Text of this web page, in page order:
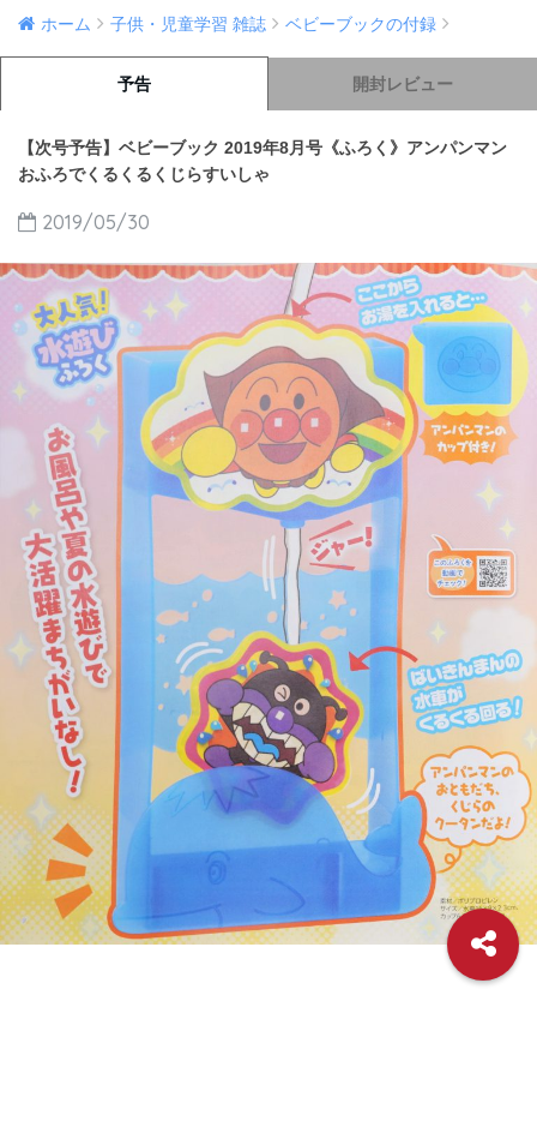
ホーム 子供・児童学習 雑誌 ベビーブックの付録
予告 開封レビュー
【次号予告】ベビーブック 2019年8月号《ふろく》アンパンマン
おふろでくるくるくじらすいしゃ
2019/05/30